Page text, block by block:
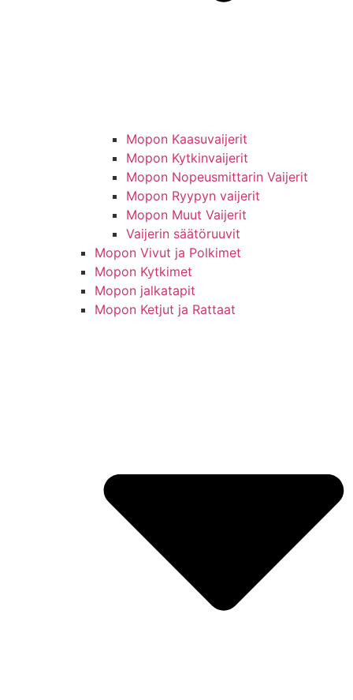
Mopon Kaasuvaijerit
Mopon Kytkinvaijerit
Mopon Nopeusmittarin Vaijerit
Mopon Ryypyn vaijerit
Mopon Muut Vaijerit
Vaijerin säätöruuvit
Mopon Vivut ja Polkimet
Mopon Kytkimet
Mopon jalkatapit
Mopon Ketjut ja Rattaat